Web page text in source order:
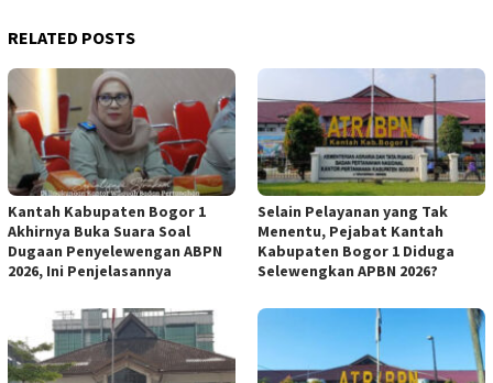
RELATED POSTS
Kantah Kabupaten Bogor 1
Akhirnya Buka Suara Soal
Dugaan Penyelewengan ABPN
2026, Ini Penjelasannya
Selain Pelayanan yang Tak
Menentu, Pejabat Kantah
Kabupaten Bogor 1 Diduga
Selewengkan APBN 2026?